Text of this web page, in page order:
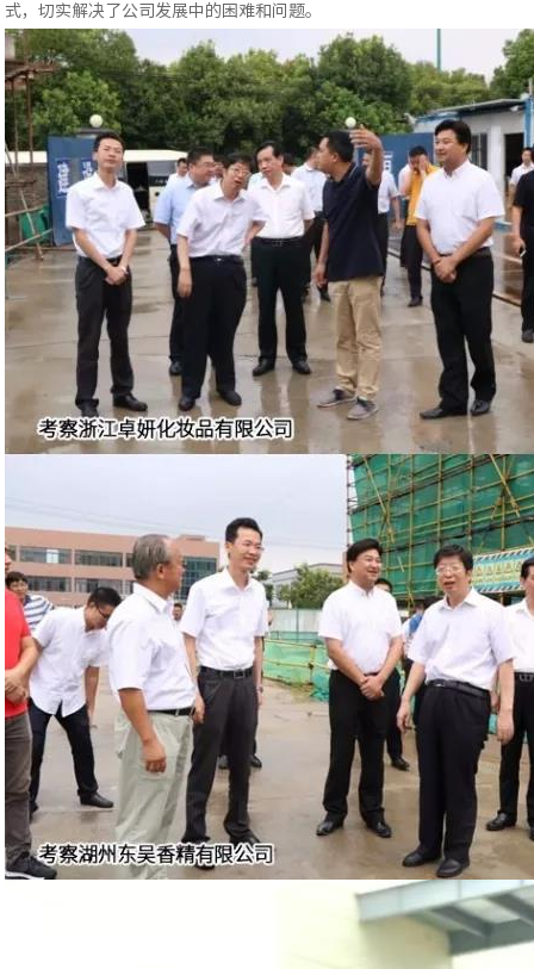
式，切实解决了公司发展中的困难和问题。